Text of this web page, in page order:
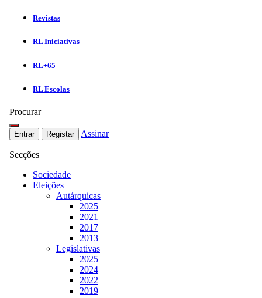
Revistas
RL Iniciativas
RL+65
RL Escolas
Procurar
Entrar Registar Assinar
Secções
Sociedade
Eleições
Autárquicas
2025
2021
2017
2013
Legislativas
2025
2024
2022
2019